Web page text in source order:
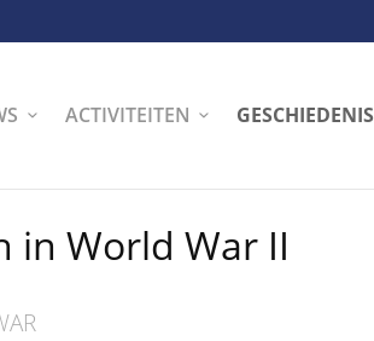
ACTIVITEITEN GESCHIEDENIS
in World War II